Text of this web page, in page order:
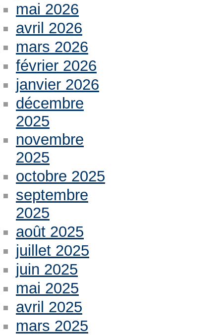
mai 2026
avril 2026
mars 2026
février 2026
janvier 2026
décembre
2025
novembre
2025
octobre 2025
septembre
2025
août 2025
juillet 2025
juin 2025
mai 2025
avril 2025
mars 2025